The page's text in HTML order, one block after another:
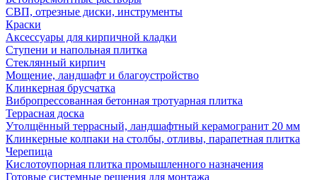
СВП, отрезные диски, инструменты
Краски
Аксессуары для кирпичной кладки
Ступени и напольная плитка
Cтеклянный кирпич
Мощение, ландшафт и благоустройство
Клинкерная брусчатка
Вибропрессованная бетонная тротуарная плитка
Террасная доска
Утолщённый террасный, ландшафтный керамогранит 20 мм
Клинкерные колпаки на столбы, отливы, парапетная плитка
Черепица
Кислотоупорная плитка промышленного назначения
Готовые системные решения для монтажа